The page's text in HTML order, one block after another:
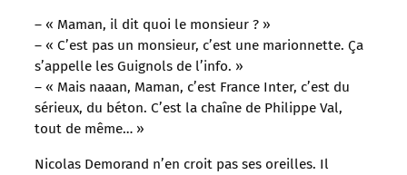
– « Maman, il dit quoi le monsieur ? »
– « C’est pas un monsieur, c’est une marionnette. Ça
s’appelle les Guignols de l’info. »
– « Mais naaan, Maman, c’est France Inter, c’est du
sérieux, du béton. C’est la chaîne de Philippe Val,
tout de même… »
Nicolas Demorand n’en croit pas ses oreilles. Il